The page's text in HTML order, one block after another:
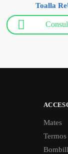
Toalla
Mates
Termos